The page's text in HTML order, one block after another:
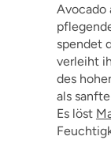
Avocado
spendet
verleiht
des
als
Es löst